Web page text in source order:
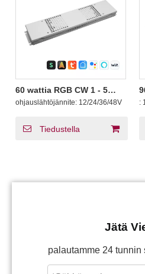
60 wattia RGB CW 1 - 5
kanavaa BLE-
himmennettävä Tuya
CV-valaistuksen
ohjauslähtöjännite: 12/24/36/48V
Tiedustella
:
Jätä
palautamme 24 tunnin